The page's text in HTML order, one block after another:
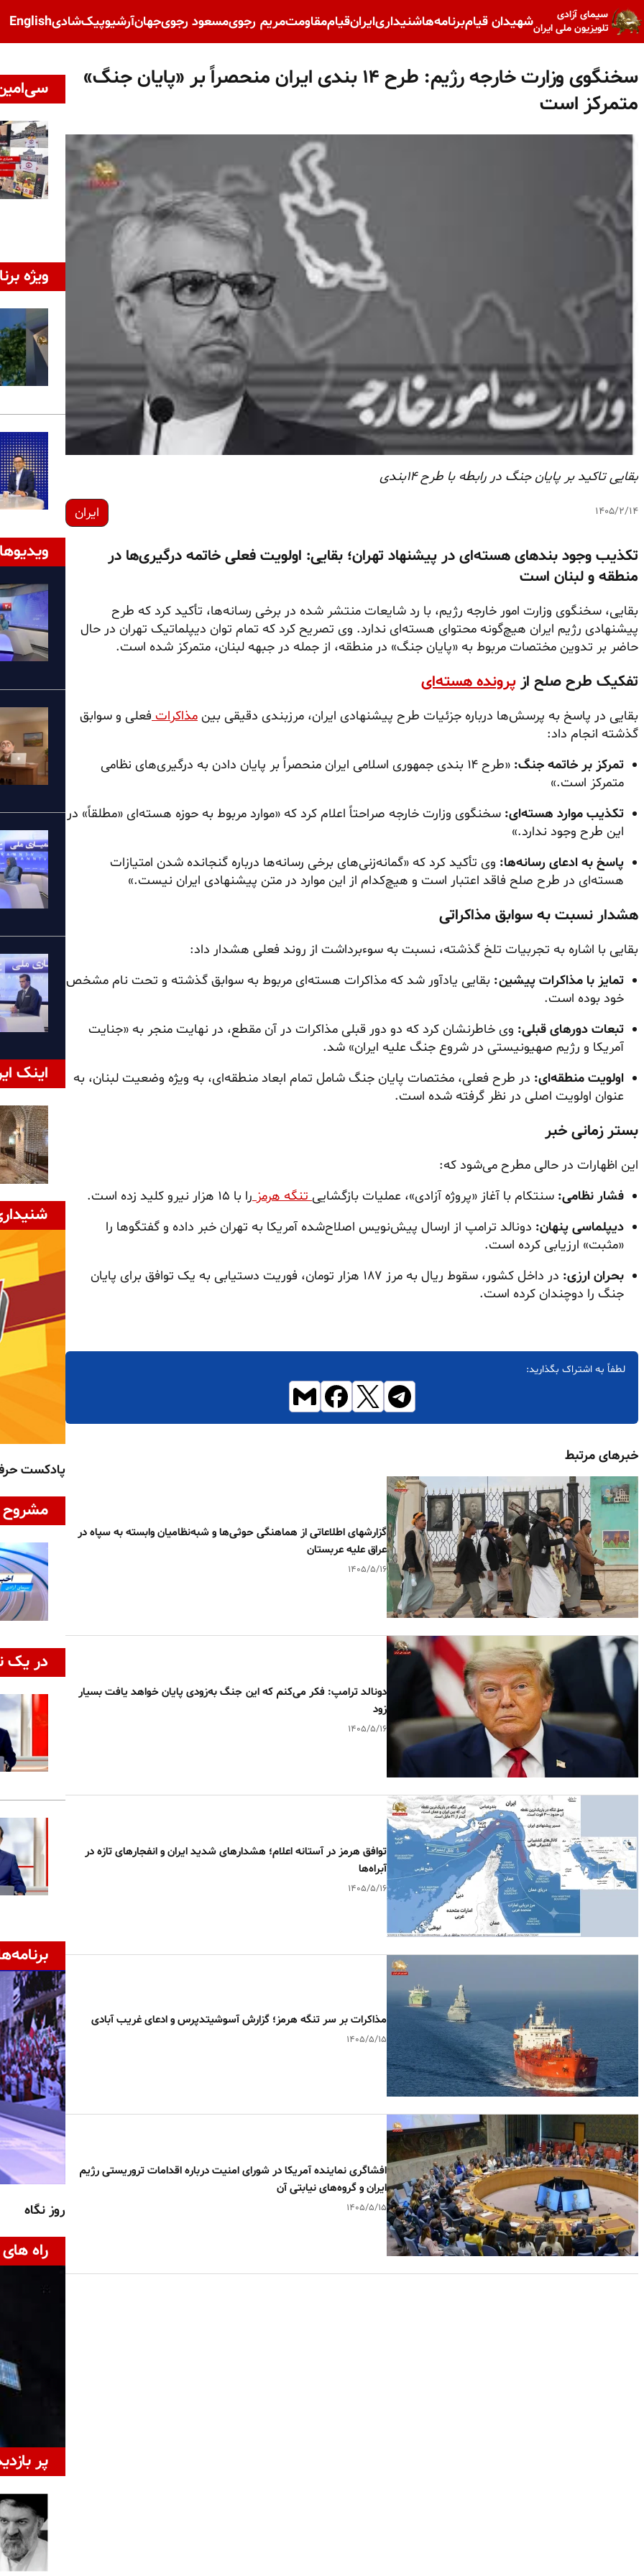
سیمای آزادی
تلویزیون ملی ایرانشهیدان قیامبرنامه‌هاشنیداریایرانقیاممقاومتمریم رجویمسعود رجویجهانآرشیوپیک‌شادیEnglish
سخنگوی وزارت خارجه رژیم: طرح ۱۴ بندی ایران منحصراً بر «پایان جنگ»
متمرکز است
بقایی تاکید بر پایان جنگ در رابطه با طرح ۱۴بندی
۱۴۰۵/۲/۱۴ ایران
تکذیب وجود بندهای هسته‌ای در پیشنهاد تهران؛ بقایی: اولویت فعلی خاتمه درگیری‌ها در
منطقه و لبنان است
بقایی، سخنگوی وزارت امور خارجه رژیم، با رد شایعات منتشر شده در برخی رسانه‌ها، تأکید کرد که طرح
پیشنهادی رژیم ایران هیچ‌گونه محتوای هسته‌ای ندارد. وی تصریح کرد که تمام توان دیپلماتیک تهران در حال
حاضر بر تدوین مختصات مربوط به «پایان جنگ» در منطقه، از جمله در جبهه لبنان، متمرکز شده است.
تفکیک طرح صلح از پرونده هسته‌ای
بقایی در پاسخ به پرسش‌ها درباره جزئیات طرح پیشنهادی ایران، مرزبندی دقیقی بین مذاکراتفعلی و سوابق
گذشته انجام داد:
تمرکز بر خاتمه جنگ:
«طرح ۱۴ بندی جمهوری اسلامی ایران منحصراً بر پایان دادن به درگیری‌های نظامی
متمرکز است.»
تکذیب موارد هسته‌ای: سخنگوی وزارت خارجه صراحتاً اعلام کرد که «موارد مربوط به حوزه هسته‌ای «مطلقاً» در
این طرح وجود ندارد.»
پاسخ به ادعای رسانه‌ها: وی تأکید کرد که «گمانه‌زنی‌های برخی رسانه‌ها درباره گنجانده شدن امتیازات
هسته‌ای در طرح صلح فاقد اعتبار است و هیچ‌کدام از این موارد در متن پیشنهادی ایران نیست.»
هشدار نسبت به سوابق مذاکراتی
بقایی با اشاره به تجربیات تلخ گذشته، نسبت به سوءبرداشت از روند فعلی هشدار داد:
تمایز با مذاکرات پیشین: بقایی یادآور شد که مذاکرات هسته‌ای مربوط به سوابق گذشته و تحت نام مشخص
خود بوده است.
تبعات دورهای قبلی: وی خاطرنشان کرد که دو دور قبلی مذاکرات در آن مقطع، در نهایت منجر به «جنایت
آمریکا و رژیم صهیونیستی در شروع جنگ علیه ایران» شد.
اولویت منطقه‌ای: در طرح فعلی، مختصات پایان جنگ شامل تمام ابعاد منطقه‌ای، به ویژه وضعیت لبنان، به
عنوان اولویت اصلی در نظر گرفته شده است.
بستر زمانی خبر
این اظهارات در حالی مطرح می‌شود که:
فشار نظامی: سنتکام با آغاز «پروژه آزادی»، عملیات بازگشاییتنگه هرمزرا با ۱۵ هزار نیرو کلید زده است.
دیپلماسی پنهان: دونالد ترامپ از ارسال پیش‌نویس اصلاح‌شده آمریکا به تهران خبر داده و گفتگوها را
«مثبت» ارزیابی کرده است.
بحران ارزی:
در داخل کشور، سقوط ریال به مرز ۱۸۷ هزار تومان، فوریت دستیابی به یک توافق برای پایان
جنگ را دوچندان کرده است.
لطفاً به اشتراک بگذارید:
خبرهای مرتبط
گزارشهای اطلاعاتی از هماهنگی حوثی‌ها و شبه‌نظامیان وابسته به سپاه در
عراق علیه عربستان
۱۴۰۵/۵/۱۶
دونالد ترامپ: فکر می‌کنم که این جنگ به‌زودی پایان خواهد یافت بسیار
زود
۱۴۰۵/۵/۱۶
توافق هرمز در آستانه اعلام؛ هشدارهای شدید ایران و انفجارهای تازه در
آبراه‌ها
۱۴۰۵/۵/۱۶
مذاکرات بر سر تنگه هرمز؛ گزارش آسوشیتدپرس و ادعای غریب آبادی
۱۴۰۵/۵/۱۵
افشاگری نماینده آمریکا در شورای امنیت درباره اقدامات تروریستی رژیم
ایران و گروه‌های نیابتی آن
۱۴۰۵/۵/۱۵
ویژه
اینک
پادکست
مشروح
در یک
روز نگاه
راه
پر